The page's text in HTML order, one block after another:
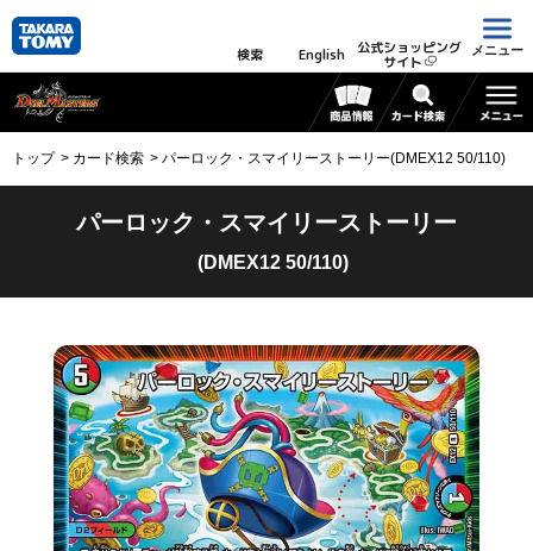
検索 English 公式ショッピング
サイト
メニュー
トップ カード検索 パーロック・スマイリーストーリー(DMEX12 50/110)
パーロック・スマイリーストーリー
(DMEX12 50/110)